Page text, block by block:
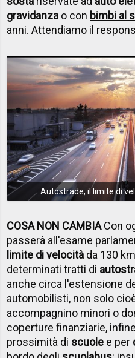
gravidanza o con bimbi al
anni. Attendiamo il
Autostrade, il limite di
COSA NON CAMBIACon
passerà all'esame
limite di velocità da 130
determinati tratti di
anche circa l'estensione
automobilisti, non solo
accompagnino minori o
coperture finanziarie,
prossimità di scuole e per